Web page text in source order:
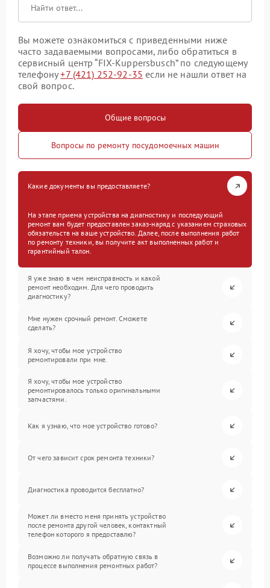
Вы можете ознакомиться с приведенными ниже
часто задаваемыми вопросами, либо обратиться в
сервисный центр “FIX-Kuppersbusch” по следующему
телефону+7 (421) 252-92-35 если не нашли ответ на
свой вопрос.
Общие вопросы
Вопросы по ремонту посудомоечных машин
Какие документы вы предоставляете?
На этапе приема устройства на диагностику и последующий
ремонт вам будет предоставлен заказ-наряд с указанием страховых
обязательств на ваше устройство. Далее, после выполнения работ
по ремонту техники, вы получите акт выполненных работ и
гарантийный талон.
Я уже знаю в чем неисправность и какой
ремонт необходим. Для чего проводить
диагностику?
Мне нужен срочный ремонт. Сможете
сделать?
Я хочу, чтобы мое устройство
ремонтировали при мне.
Я хочу, чтобы мое устройство
ремонтировалось только оригинальными
запчастями.
Как я узнаю, что мое устройство готово?
От чего зависит срок ремонта техники?
Диагностика проводится бесплатно?
Может ли вместо меня принять устройство
после ремонта другой человек, контактный
телефон которого я предоставлю?
Возможно ли получать обратную связь в
процессе выполнения ремонтных работ?